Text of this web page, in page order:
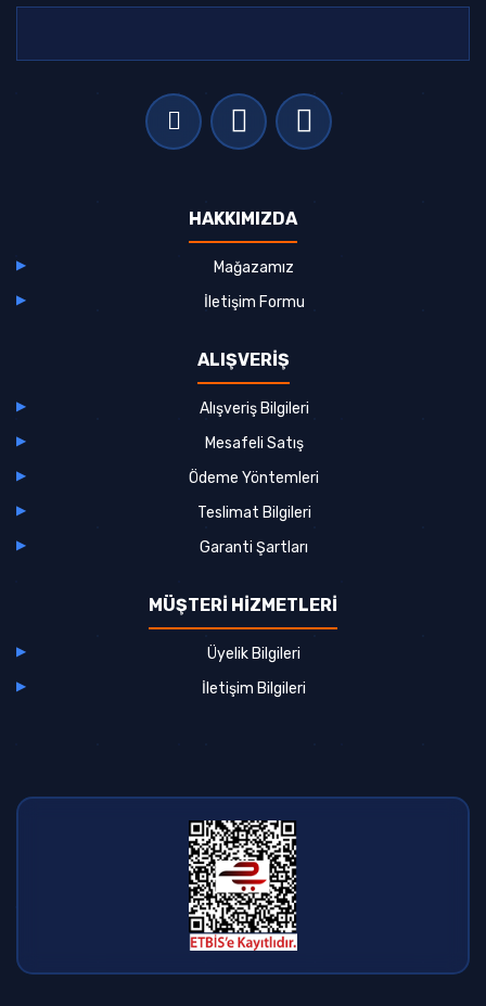
HAKKIMIZDA
Mağazamız
İletişim Formu
ALIŞVERİŞ
Alışveriş Bilgileri
Mesafeli Satış
Ödeme Yöntemleri
Teslimat Bilgileri
Garanti Şartları
MÜŞTERİ HİZMETLERİ
Üyelik Bilgileri
İletişim Bilgileri